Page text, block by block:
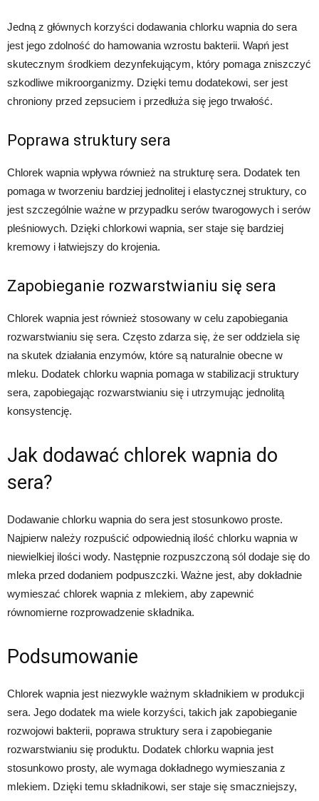
Jedną z głównych korzyści dodawania chlorku wapnia do sera
jest jego zdolność do hamowania wzrostu bakterii. Wapń jest
skutecznym środkiem dezynfekującym, który pomaga zniszczyć
szkodliwe mikroorganizmy. Dzięki temu dodatekowi, ser jest
chroniony przed zepsuciem i przedłuża się jego trwałość.
Poprawa struktury sera
Chlorek wapnia wpływa również na strukturę sera. Dodatek ten
pomaga w tworzeniu bardziej jednolitej i elastycznej struktury, co
jest szczególnie ważne w przypadku serów twarogowych i serów
pleśniowych. Dzięki chlorkowi wapnia, ser staje się bardziej
kremowy i łatwiejszy do krojenia.
Zapobieganie rozwarstwianiu się sera
Chlorek wapnia jest również stosowany w celu zapobiegania
rozwarstwianiu się sera. Często zdarza się, że ser oddziela się
na skutek działania enzymów, które są naturalnie obecne w
mleku. Dodatek chlorku wapnia pomaga w stabilizacji struktury
sera, zapobiegając rozwarstwianiu się i utrzymując jednolitą
konsystencję.
Jak dodawać chlorek wapnia do
sera?
Dodawanie chlorku wapnia do sera jest stosunkowo proste.
Najpierw należy rozpuścić odpowiednią ilość chlorku wapnia w
niewielkiej ilości wody. Następnie rozpuszczoną sól dodaje się do
mleka przed dodaniem podpuszczki. Ważne jest, aby dokładnie
wymieszać chlorek wapnia z mlekiem, aby zapewnić
równomierne rozprowadzenie składnika.
Podsumowanie
Chlorek wapnia jest niezwykle ważnym składnikiem w produkcji
sera. Jego dodatek ma wiele korzyści, takich jak zapobieganie
rozwojowi bakterii, poprawa struktury sera i zapobieganie
rozwarstwianiu się produktu. Dodatek chlorku wapnia jest
stosunkowo prosty, ale wymaga dokładnego wymieszania z
mlekiem. Dzięki temu składnikowi, ser staje się smaczniejszy,